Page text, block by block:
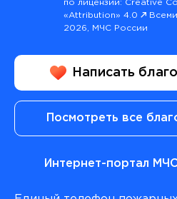
по лицензии: Creative
«Attribution» 4.0
2026, МЧС России
Написать
Посмотреть все
Интернет-портал